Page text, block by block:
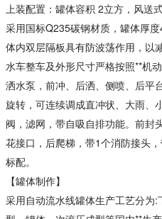
上装配置：罐体容积 2立方，风送
采用国标Q235碳钢材质，罐体厚
体内双层隔板具有防波荡作用，以
水车整车及外形尺寸严格按照**机
洒水泵，前冲、后洒、侧喷、后平
旋转，可连续调成直冲状、大雨、
阀，滤网，带自吸自排功能。前封
花接口，后爬梯，带1个消防接头
标配。
【罐体制作】
采用自动流水线罐体生产工艺分为